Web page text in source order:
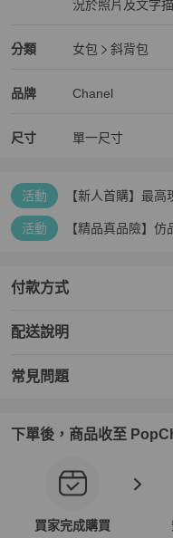
況於照片及文字
分類
Chanel 女包分類資訊
女包
斜背包
品牌
Chanel 精品女包品牌介紹
Chanel
Chanel 推薦清單
尺寸 單一尺寸
活動 【新人首購】最
活動 【精品真品險】
付款方式
配送說明
常見問題
下單後，商品收至
買家完成購買